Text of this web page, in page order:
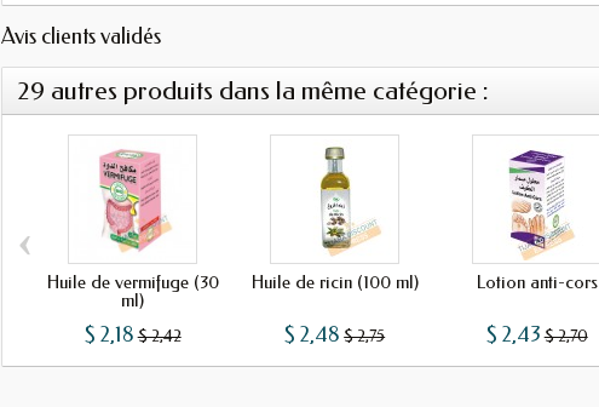
Avis clients validés
29 autres produits dans la même catégorie :
Huile de vermifuge (30
ml)
$ 2,18 $ 2,42
Huile de ricin (100 ml)
$ 2,48 $ 2,75
Lotion anti-cors
$ 2,43 $ 2,70
‹